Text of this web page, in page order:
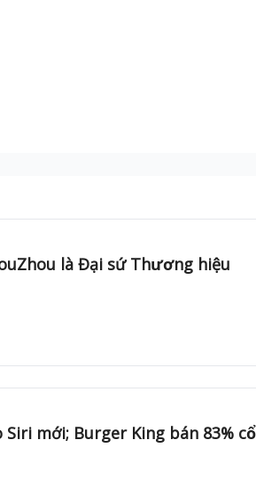
là Đại sứ Thương hiệu
mới; Burger King bán 83%